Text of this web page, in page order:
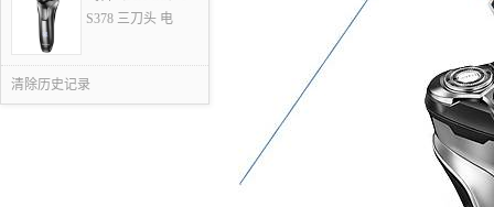
S378 三刀头 电
清除历史记录